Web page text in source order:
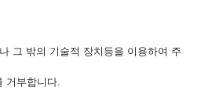
그 밖의 기술적 장치등을 이용하여 주
거부합니다.